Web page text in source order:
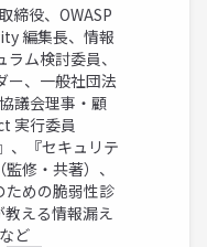
締役、OWASP
編集長、情報
ム検討委員、
ー、一般社団法
議会理事・顧
実行委員
、『セキュリテ
修・共著）、
ための脆弱性診
える情報漏え
ど